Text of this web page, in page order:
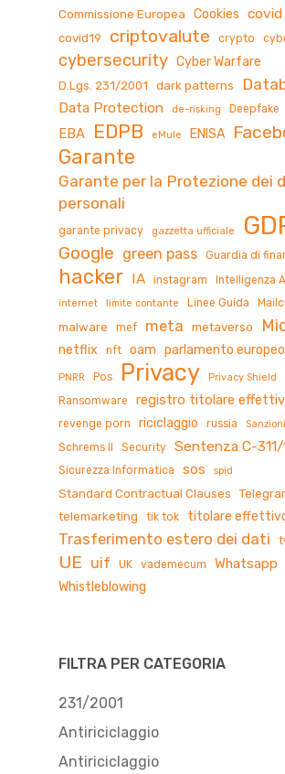
Commissione Europea Cookies covid
covid19 criptovalute crypto
cybersecurity Cyber Warfare
D.Lgs. 231/2001 dark patterns
Data Protection de-risking Deepfake
EBA EDPB eMule ENISA
Garante
Garante per la Protezione dei
personali
garante privacy gazzetta ufficiale
Google green pass Guardia di
hacker IA instagram Intelligenza
internet limite contante Linee Guida
malware mef meta metaverso
netflix nft oam parlamento europeo
PNRR Pos Privacy Privacy Shield
Ransomware registro titolare
revenge porn riciclaggio russia Sanzioni
Schrems II
Security Sentenza C-311/
Sicurezza Informatica sos spid
Standard Contractual Clauses
telemarketing
tik tok titolare
Trasferimento estero dei dati
UE uif UK vademecum Whatsapp
Whistleblowing
FILTRA PER CATEGORIA
231/2001
Antiriciclaggio
Antiriciclaggio